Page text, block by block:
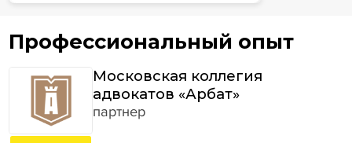
Профессиональный опыт
Московская коллегия
адвокатов «Арбат»
партнер